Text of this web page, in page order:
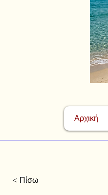
Αρχική
< Πίσω